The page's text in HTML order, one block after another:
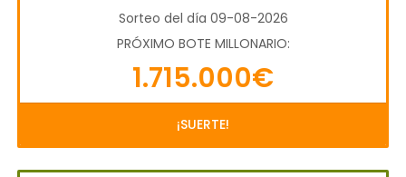
Sorteo del día 09-08-2026
PRÓXIMO BOTE MILLONARIO:
1.715.000€
¡SUERTE!